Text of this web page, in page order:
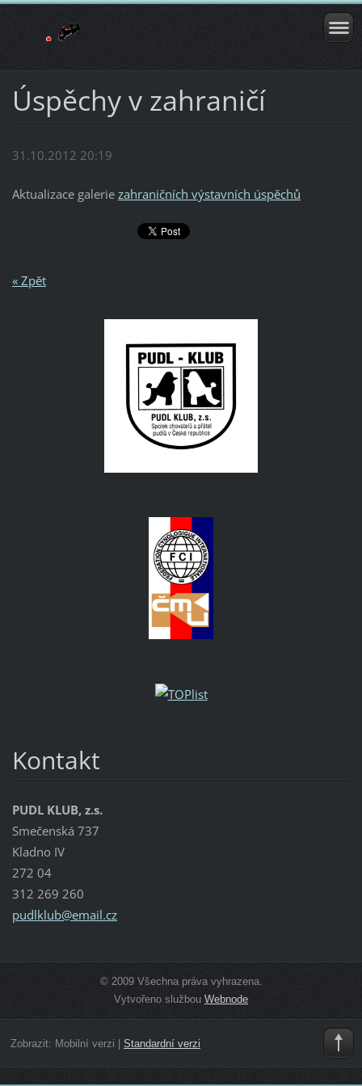
Úspěchy v zahraničí
31.10.2012 20:19
Aktualizace galerie zahraničních výstavních úspěchů
« Zpět
Kontakt
PUDL KLUB, z.s.
Smečenská 737
Kladno IV
272 04
312 269 260
pudlklub@email.cz
© 2009 Všechna práva vyhrazena.
Vytvořeno službou Webnode
Zobrazit: Mobilní verzi Standardní verzi